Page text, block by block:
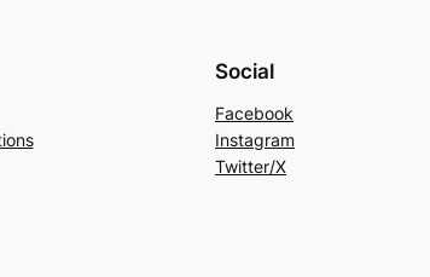
Social
Facebook
Instagram
Twitter/X